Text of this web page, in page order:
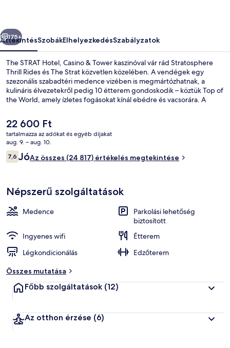
Következő
175+
ÁttekintésSzobákElhelyezkedésSzabályzatok
The STRAT Hotel, Casino & Tower kaszinóval vár rád Stratosphere
Thrill Rides és The Strat közvetlen közelében. A vendégek egy
szezonális szabadtéri medence vizében is megmártózhatnak, a
kulináris élvezetekről pedig 10 étterem gondoskodik – köztük Top of
the World, amely ízletes fogásokat kínál ebédre és vacsorára. A
tartó fitneszterem jóvoltából még nívósabb. Más utazók jó
véleménnyel vannak a szálláshely következő jellemzőiről: étterem és
kényelmes szobák. Rövid sétával megközelíthető a
tömegközlekedés: SAHARA Las Vegas nyeregvasút-megálló 9 perc
séta.
A
jelenlegi
ár
22 600 Ft
22 600 Ft
tartalmazza az adókat és egyéb díjakat
aug. 9. – aug. 10.
Értékelések
7,67,6 ennyiből: 10
JóAz összes (24 817) értékelés megtekintése
Népszerű szolgáltatások
Medence
Parkolási lehetőség
biztosított
Ingyenes wifi
Étterem
Légkondicionálás
Edzőterem
Összes mutatása
Főbb szolgáltatások (12)
Az otthon érzése (6)